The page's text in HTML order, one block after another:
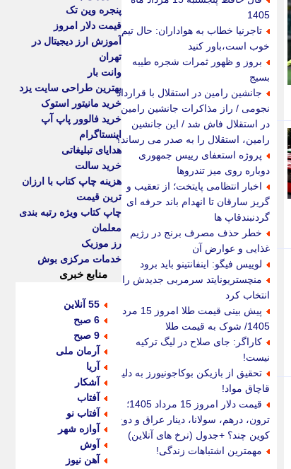
1405
تاجرنیا خطاب به هواداران: حال تیم
خوب است،باور کنید
بروز و ظهور ثمرات شجره طیبه
بسیج
جانشین رامین در استقلال با قرارداد
نجومی / راز مذاکرات جانشین رامین
در استقلال فاش شد / این جانشین
رامین، استقلال را به صدر می رساند؟
پروژه استعفای رییس جمهوری
دوباره روی میز تندروها
اخبار انتظامی پایتخت؛ از تعقیب و
گریز سارقان تا انهدام باند حرفه ای
گردنبندقاپ ها
خطر حذف مصرف برنج در رژیم
غذایی و عوارض آن
لوییس فیگو: اینفانتینو باید برود
منچستریونایتد سرمربی جدیدش را
انتخاب کرد
پیش بینی قیمت طلا امروز 15 مرداد
1405/ شوک به قیمت طلا
کاراگر: جای صلاح در لیگ ترکیه
نیست!
تحقیق از بازیکن بوکاجونیورز به دلیل
قاچاق مواد!
قیمت دلار امروز 15 مرداد 1405؛
ترون، درهم، سولانا، دینار عراق و دوج
کوین چند؟ +جدول (نرخ های آنلاین)
مهمترین اشتباهات زندگی!
پنجره وین تک
قیمت دلار امروز
آموزش ارز دیجیتال در
تهران
وانت بار
بهترین طراحی سایت یزد
خرید مانیتور استوک
خرید فالوور پاپ آپ
اینستاگرام
هدایای تبلیغاتی
خرید سالت
هزینه چاپ کتاب با ارزان
ترین قیمت
چاپ کتاب ویژه رتبه بندی
معلمان
رز موزیک
خدمات مرکزی بوش
منابع خبری
55 آنلاین
6 صبح
9 صبح
آرمان ملی
آریا
آشکار
آفتاب
آفتاب نو
آوازه شهر
آوش
آهن نیوز